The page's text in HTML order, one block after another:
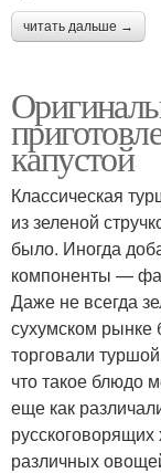
читать дальше →
капустой
Классическая
из зеленой
было. Иногда
компоненты —
Даже не всегда
сухумском
торговали
что такое блюдо
еще как
различных